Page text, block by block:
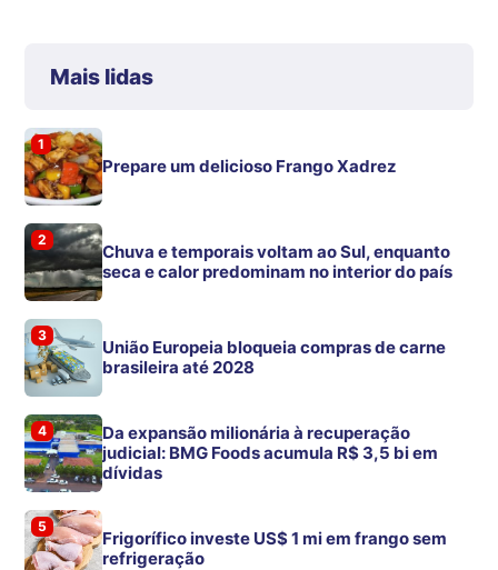
Mais lidas
1
Prepare um delicioso Frango Xadrez
2
Chuva e temporais voltam ao Sul, enquanto
seca e calor predominam no interior do país
3
União Europeia bloqueia compras de carne
brasileira até 2028
4
Da expansão milionária à recuperação
judicial: BMG Foods acumula R$ 3,5 bi em
dívidas
5
Frigorífico investe US$ 1 mi em frango sem
refrigeração